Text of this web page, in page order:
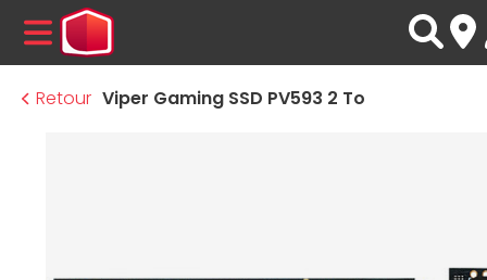
MENU
Retour Viper Gaming SSD PV593 2 To